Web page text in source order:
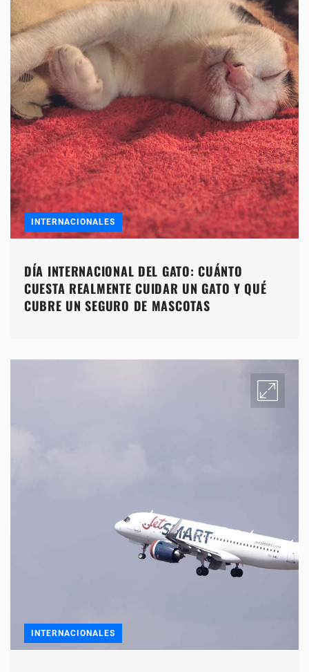
INTERNACIONALES
DÍA INTERNACIONAL DEL GATO: CUÁNTO
CUESTA REALMENTE CUIDAR UN GATO Y QUÉ
CUBRE UN SEGURO DE MASCOTAS
INTERNACIONALES